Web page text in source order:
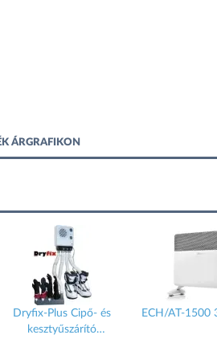
ÁRGRAFIKON
Dryfix-Plus Cipő- és
kesztyűszárító
ECH/AT-1500